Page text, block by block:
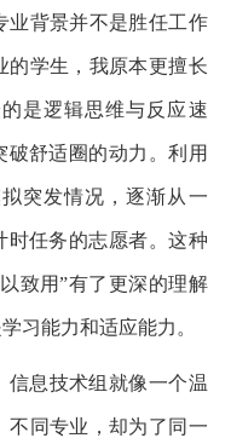
业背景并不是胜任工作
的学生，我原本更擅长
是逻辑思维与反应速
破舒适圈的动力。利用
突发情况，逐渐从一
时任务的志愿者。这种
致用”有了更深的理解
习能力和适应能力。
信息技术组就像一个温
不同专业，却为了同一